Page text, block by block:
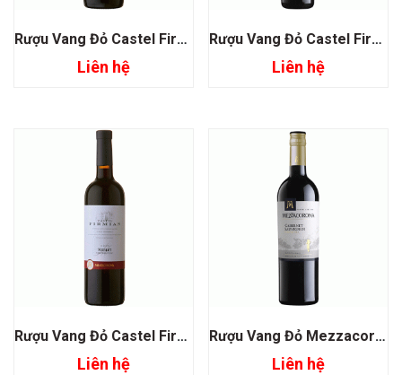
Rượu Vang Đỏ Castel Firmian Cabernet Sauvignon
Liên hệ
Rượu Vang Đỏ Castel Firmian Daben Moscato Rosa
Liên hệ
Rượu Vang Đỏ Castel Firmian Merlot Mezzacorona
Liên hệ
Rượu Vang Đỏ Mezzacorona Cabernet Sauvignon
Liên hệ